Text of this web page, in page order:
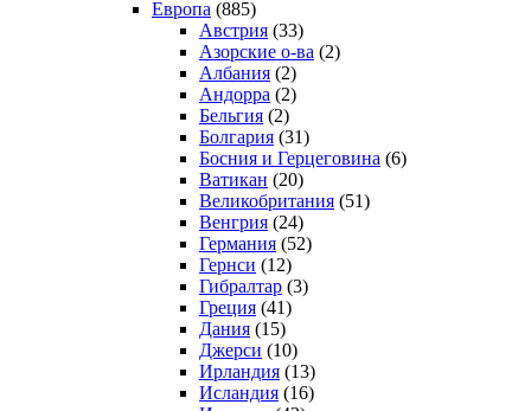
Европа (885)
Австрия (33)
Азорские о-ва (2)
Албания (2)
Андорра (2)
Бельгия (2)
Болгария (31)
Босния и Герцеговина (6)
Ватикан (20)
Великобритания (51)
Венгрия (24)
Германия (52)
Гернси (12)
Гибралтар (3)
Греция (41)
Дания (15)
Джерси (10)
Ирландия (13)
Исландия (16)